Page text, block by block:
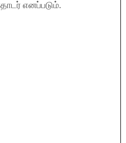
எனப்படும்.